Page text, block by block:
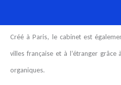
au
contenu
Créé à Paris, le cabinet est
villes française et à l’étranger
organiques.